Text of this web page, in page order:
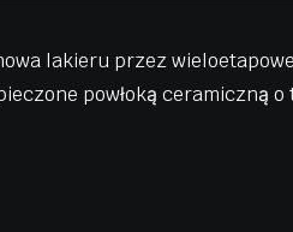
lakieru przez
powłoką ceramiczną o